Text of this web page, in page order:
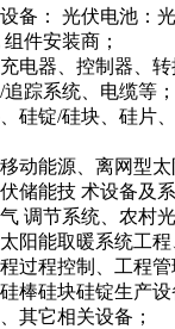
备： 光伏电池：
件安装商；
电器、控制器、
踪系统、电缆等；
硅锭/硅块、硅片
动能源、离网型
储能技 术设备及
调节系统、农村
阳能取暖系统工
过程控制、工程管
棒硅块硅锭生产
其它相关设备；